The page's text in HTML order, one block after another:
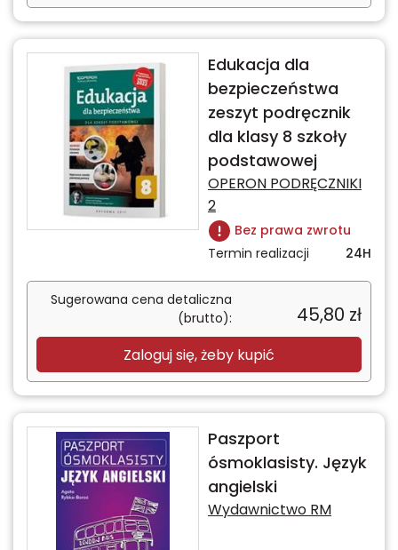
Edukacja dla
bezpieczeństwa
zeszyt podręcznik
dla klasy 8 szkoły
podstawowej
OPERON PODRĘCZNIKI
2
Bez prawa zwrotu
Termin realizacji
24H
Sugerowana cena detaliczna
(brutto):
45,80 zł
Zaloguj się, żeby kupić
Paszport
ósmoklasisty. Język
angielski
Wydawnictwo RM